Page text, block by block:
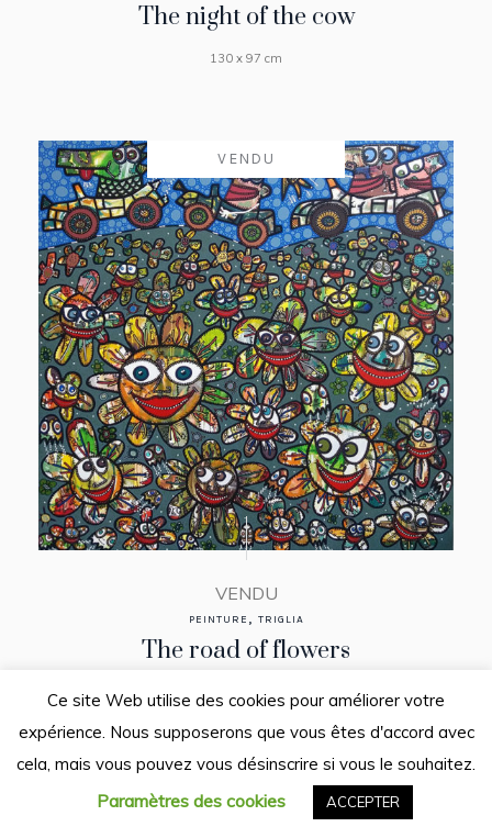
The night of the cow
130 x 97 cm
VENDU
VENDU
PEINTURE , TRIGLIA
The road of flowers
150 x 150 cm
VENDU
Ce site Web utilise des cookies pour améliorer votre
expérience. Nous supposerons que vous êtes d'accord avec
cela, mais vous pouvez vous désinscrire si vous le souhaitez.
Paramètres des cookies ACCEPTER